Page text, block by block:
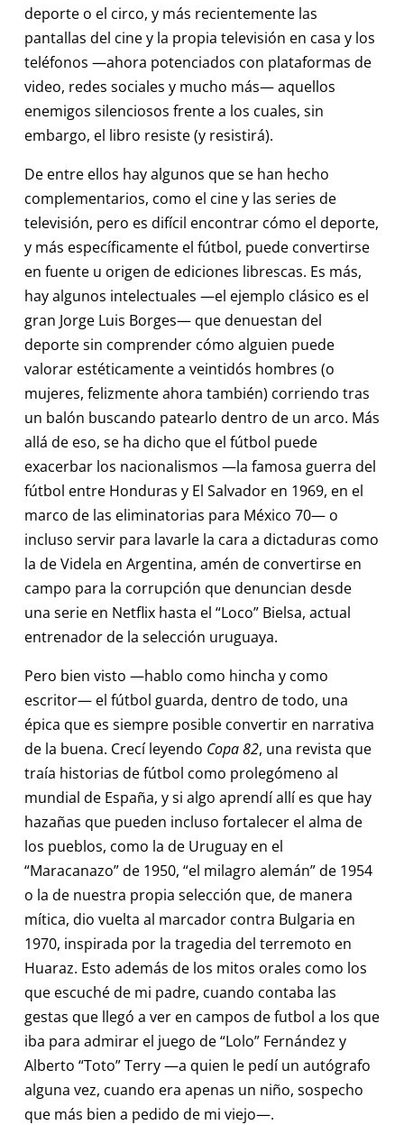
deporte o el circo, y más recientemente las
pantallas del cine y la propia televisión en casa y los
teléfonos —ahora potenciados con plataformas de
video, redes sociales y mucho más— aquellos
enemigos silenciosos frente a los cuales, sin
embargo, el libro resiste (y resistirá).
De entre ellos hay algunos que se han hecho
complementarios, como el cine y las series de
televisión, pero es difícil encontrar cómo el deporte,
y más específicamente el fútbol, puede convertirse
en fuente u origen de ediciones librescas. Es más,
hay algunos intelectuales —el ejemplo clásico es el
gran Jorge Luis Borges— que denuestan del
deporte sin comprender cómo alguien puede
valorar estéticamente a veintidós hombres (o
mujeres, felizmente ahora también) corriendo tras
un balón buscando patearlo dentro de un arco. Más
allá de eso, se ha dicho que el fútbol puede
exacerbar los nacionalismos —la famosa guerra del
fútbol entre Honduras y El Salvador en 1969, en el
marco de las eliminatorias para México 70— o
incluso servir para lavarle la cara a dictaduras como
la de Videla en Argentina, amén de convertirse en
campo para la corrupción que denuncian desde
una serie en Netflix hasta el “Loco” Bielsa, actual
entrenador de la selección uruguaya.
Pero bien visto —hablo como hincha y como
escritor— el fútbol guarda, dentro de todo, una
épica que es siempre posible convertir en narrativa
de la buena. Crecí leyendo Copa 82, una revista que
traía historias de fútbol como prolegómeno al
mundial de España, y si algo aprendí allí es que hay
hazañas que pueden incluso fortalecer el alma de
los pueblos, como la de Uruguay en el
“Maracanazo” de 1950, “el milagro alemán” de 1954
o la de nuestra propia selección que, de manera
mítica, dio vuelta al marcador contra Bulgaria en
1970, inspirada por la tragedia del terremoto en
Huaraz. Esto además de los mitos orales como los
que escuché de mi padre, cuando contaba las
gestas que llegó a ver en campos de futbol a los que
iba para admirar el juego de “Lolo” Fernández y
Alberto “Toto” Terry —a quien le pedí un autógrafo
alguna vez, cuando era apenas un niño, sospecho
que más bien a pedido de mi viejo—.